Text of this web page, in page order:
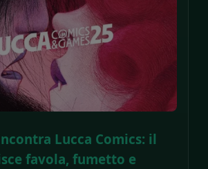
Lucca Comics: il
favola, fumetto e